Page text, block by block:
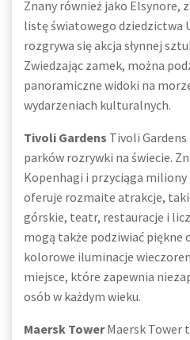
Znany również jako Elsynore,
listę światowego dziedzictwa
rozgrywa się akcja słynnej
Zwiedzając zamek, można
panoramiczne widoki na
wydarzeniach kulturalnych.
Tivoli Gardens Tivoli
parków rozrywki na świecie.
Kopenhagi i przyciąga
oferuje rozmaite atrakcje,
górskie, teatr, restauracje i
mogą także podziwiać piękne
kolorowe iluminacje
miejsce, które zapewnia
osób w każdym wieku.
Maersk TowerMaersk Tower